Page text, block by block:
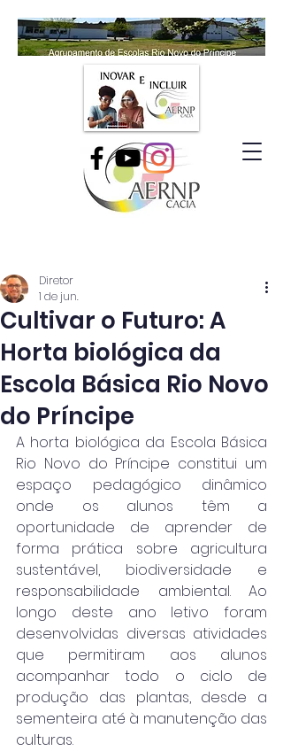
Cultivar o Futuro: A
Horta biológica da
Escola Básica Rio Novo
do Príncipe
Diretor
1 de jun.
A horta biológica da Escola Básica
Rio Novo do Príncipe constitui um
espaço pedagógico dinâmico
onde os alunos têm a
oportunidade de aprender de
forma prática sobre agricultura
sustentável, biodiversidade e
responsabilidade ambiental. Ao
longo deste ano letivo foram
desenvolvidas diversas atividades
que permitiram aos alunos
acompanhar todo o ciclo de
produção das plantas, desde a
sementeira até à manutenção das
culturas.